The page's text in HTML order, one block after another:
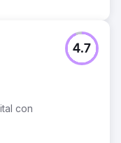
con
4.7